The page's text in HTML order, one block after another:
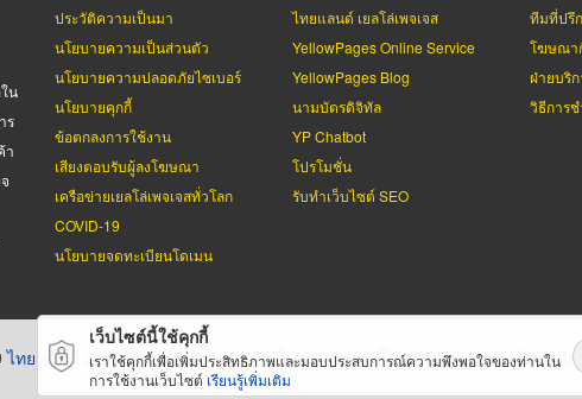
น
ร
า
ประวัติความเป็นมา
นโยบายความเป็นส่วนตัว
นโยบายความปลอดภัยไซเบอร์
นโยบายคุกกี้
ข้อตกลงการใช้งาน
เสียงตอบรับผู้ลงโฆษณา
เครือข่ายเยลโล่เพจเจสทั่วโลก
COVID-19
นโยบายจดทะเบียนโดเมน
ไทยแลนด์ เยลโล่เพจเจส
YellowPages Online Service
YellowPages Blog
นามบัตรดิจิทัล
YP Chatbot
โปรโมชั่น
รับทำเว็บไซต์ SEO
ทีมที่ปรึ
โฆษณา
ฝ่ายบริ
วิธีการช
ไทยแลนด์ เยลโล่เพจเจสสงวนลิขสิทธิ์ตามกฏหมาย โดยบริษัท เทเลอินโฟ มีเดี
เว็บไซต์นี้ใช้คุกกี้
เราใช้คุกกี้เพื่อเพิ่มประสิทธิภาพและมอบประสบการณ์ความพึงพอใจของท่านใน
การใช้งานเว็บไซต์ เรียนรู้เพิ่มเติม